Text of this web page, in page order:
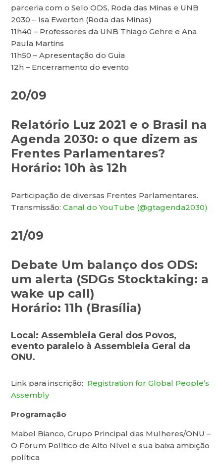
parceria com o Selo ODS, Roda das Minas e UNB
2030 – Isa Ewerton (Roda das Minas)
11h40 – Professores da UNB Thiago Gehre e Ana
Paula Martins
11h50 – Apresentação do Guia
12h – Encerramento do evento
20/09
Relatório Luz 2021 e o Brasil na
Agenda 2030: o que dizem as
Frentes Parlamentares?
Horário: 10h às 12h
Participação de diversas Frentes Parlamentares.
Transmissão:Canal do YouTube (@gtagenda2030)
21/09
Debate Um balanço dos ODS:
um alerta (SDGs Stocktaking: a
wake up call)
Horário: 11h (Brasília)
Local: Assembleia Geral dos Povos,
evento paralelo à Assembleia Geral da
ONU.
Link para inscrição: Registration for Global People’s
Assembly
Programação
Mabel Bianco, Grupo Principal das Mulheres/ONU –
O Fórum Político de Alto Nível e sua baixa ambição
política